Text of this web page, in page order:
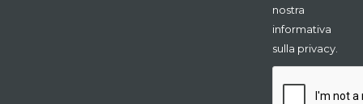
nostra
informativa
sulla privacy.